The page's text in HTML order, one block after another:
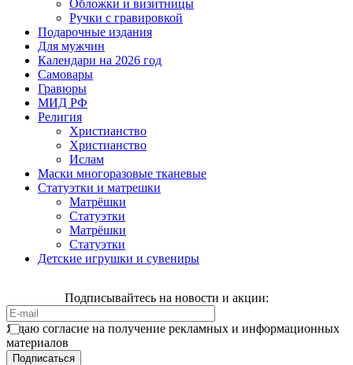
Обложки и визитницы
Ручки с гравировкой
Подарочные издания
Для мужчин
Календари на 2026 год
Самовары
Гравюры
МИД РФ
Религия
Христианство
Христианство
Ислам
Маски многоразовые тканевые
Статуэтки и матрешки
Матрёшки
Статуэтки
Матрёшки
Статуэтки
Детские игрушки и сувениры
Подписывайтесь на новости и акции:
Я даю согласие на получение рекламных и информационных
материалов